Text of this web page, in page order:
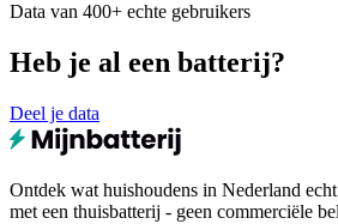
Data van 400+ echte gebruikers
Heb je al een batterij?
Deel je data
Ontdek wat huishoudens in Nederland
met een thuisbatterij - geen commerciële